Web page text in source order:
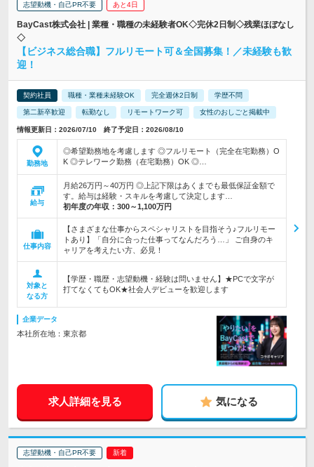
志望動機・自己PR不要 あと4日
BayCast株式会社 | 業種・職種の未経験者OK◇完休2日制◇残業ほぼなし
◇
【ビジネス総合職】フルリモート可＆全国募集！／未経験も歓
迎！
契約社員 職種・業種未経験OK 完全週休2日制 学歴不問
第二新卒歓迎 転勤なし リモートワーク可 女性のおしごと掲載中
情報更新日：2026/07/10 終了予定日：2026/08/10
勤務地
◎希望勤務地を考慮します ◎フルリモート（完全在宅勤務）O
K ◎テレワーク勤務（在宅勤務）OK ◎…
給与
月給26万円～40万円 ◎上記下限はあくまでも最低保証金額で
す。給与は経験・スキルを考慮して決定します…
初年度の年収： 300～1,100万円
仕事内容
【さまざまな仕事からスペシャリストを目指そう♪フルリモー
トあり】「自分に合った仕事ってなんだろう…」 ご自身のキ
ャリアを考えたい方、必見！
対象と
なる方
【学歴・職歴・志望動機・経験は問いません】★PCで文字が
打てなくてもOK★社会人デビューを歓迎します
企業データ
本社所在地：東京都
求人詳細を見る 気になる
志望動機・自己PR不要